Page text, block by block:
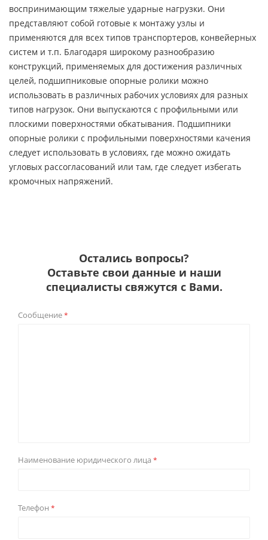
воспринимающим тяжелые ударные нагрузки. Они
представляют собой готовые к монтажу узлы и
применяются для всех типов транспортеров, конвейерных
систем и т.п. Благодаря широкому разнообразию
конструкций, применяемых для достижения различных
целей, подшипниковые опорные ролики можно
использовать в различных рабочих условиях для разных
типов нагрузок. Они выпускаются с профильными или
плоскими поверхностями обкатывания. Подшипники
опорные ролики с профильными поверхностями качения
следует использовать в условиях, где можно ожидать
угловых рассогласований или там, где следует избегать
кромочных напряжений.
Остались вопросы?
Оставьте свои данные и наши
специалисты свяжутся с Вами.
Сообщение*
Наименование юридического лица *
Телефон *